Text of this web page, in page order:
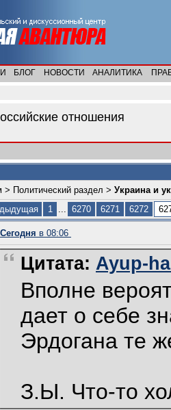
БЛОГ НОВОСТИ АНАЛИТИКА
отношения
> Политический раздел > Украина и
1 ... 6270 6271 6272
Сегодня в 08:06
Цитата: Ayup-
Вполне
дает о себе
Эрдогана те
З.Ы. Что-то